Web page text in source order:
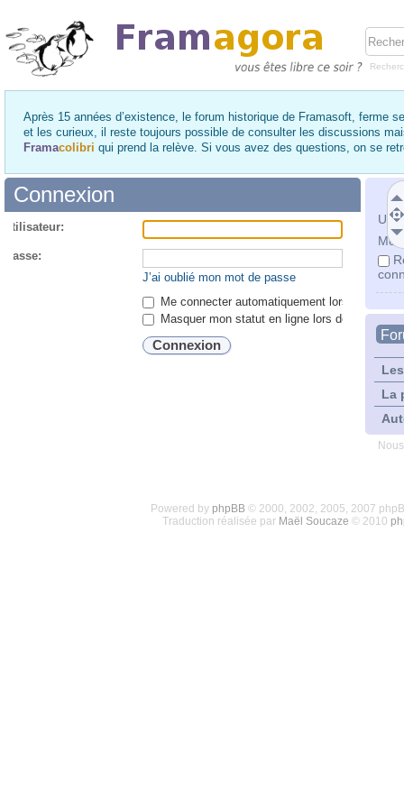
Après 15 années d’existence, le forum historique de Framasoft, ferme
et les curieux, il reste toujours possible de consulter les discussions
Framacolibri qui prend la relève. Si vous avez des questions, on se
Mot
La
Connexion
passe:
J’ai oublié mon mot de passe
Me connecter automatiquement lors de
Masquer mon statut en ligne lors de cette
Powered by phpBB© 2000, 2002, 2005, 2007
Traduction réalisée par Maël Soucaze © 2010